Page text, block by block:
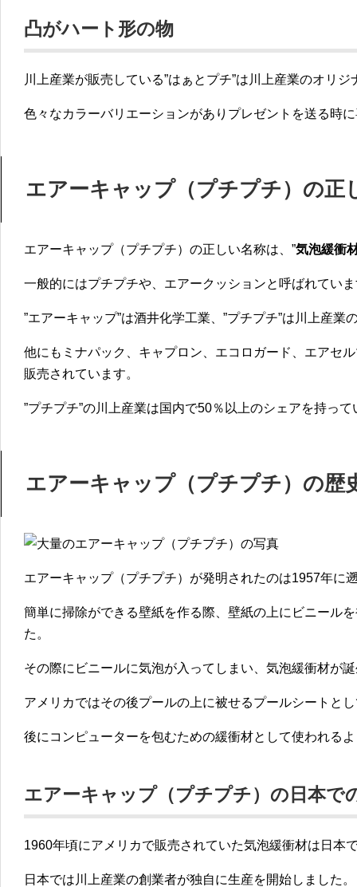
凸がハート形の物
川上産業が販売している”はぁとプチ”は川上産業のオリジ
色々なカラーバリエーションがありプレゼントを送る時
エアーキャップ（プチプチ）の正
エアーキャップ（プチプチ）の正しい名称は、”気泡緩衝
一般的にはプチプチや、エアークッションと呼ばれてい
”エアーキャップ”は酒井化学工業、”プチプチ”は川上産業
他にもミナパック、キャプロン、エコロガード、エアセ
販売されています。
”プチプチ”の川上産業は国内で50％以上のシェアを持って
エアーキャップ（プチプチ）の歴
エアーキャップ（プチプチ）が発明されたのは1957年に
簡単に掃除ができる壁紙を作る際、壁紙の上にビニール
た。
その際にビニールに気泡が入ってしまい、気泡緩衝材が
アメリカではその後プールの上に被せるプールシートと
後にコンピューターを包むための緩衝材として使われる
エアーキャップ（プチプチ）の日本で
1960年頃にアメリカで販売されていた気泡緩衝材は日本
日本では川上産業の創業者が独自に生産を開始しました。